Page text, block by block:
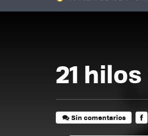
21
Sin comentarios